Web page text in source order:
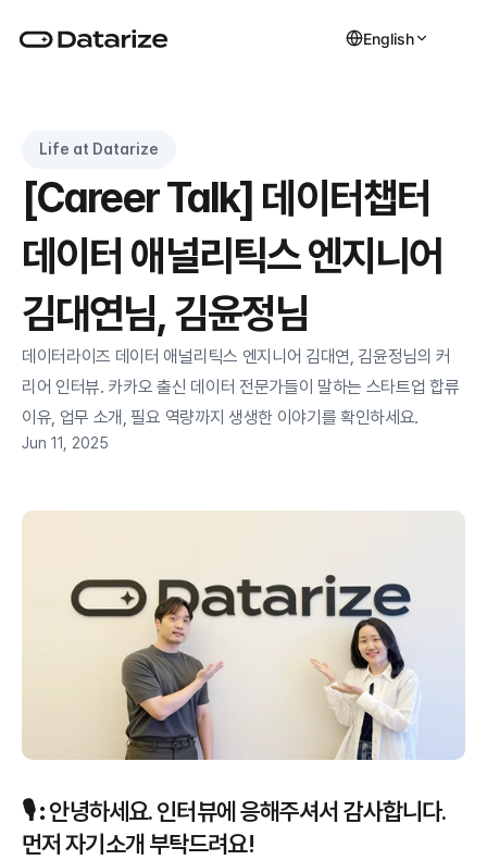
English
Life at Datarize
[Career Talk] 데이터챕터
데이터 애널리틱스 엔지니어
김대연님, 김윤정님
데이터라이즈 데이터 애널리틱스 엔지니어 김대연, 김윤정님의 커
리어 인터뷰. 카카오 출신 데이터 전문가들이 말하는 스타트업 합류
이유, 업무 소개, 필요 역량까지 생생한 이야기를 확인하세요.
Jun 11, 2025
🎙️ : 안녕하세요. 인터뷰에 응해주셔서 감사합니다.
먼저 자기소개 부탁드려요!